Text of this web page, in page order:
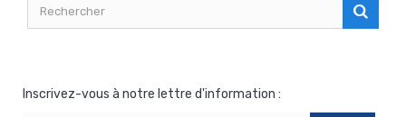
Inscrivez-vous à notre lettre d'information :